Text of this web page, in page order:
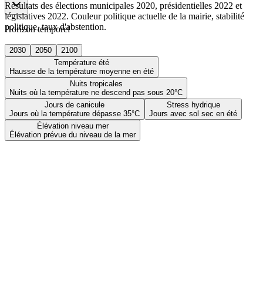
Horizon temporel
2030 2050
2100
Température été
Hausse de la température moyenne en été
Nuits tropicales
Nuits où la température ne descend pas sous 20°C
Jours de canicule
Jours où la température dépasse 35°C
Stress hydrique
Jours avec sol sec en été
Élévation niveau mer
Élévation prévue du niveau de la mer
Résultats des élections municipales 2020, présidentielles 2022 et
législatives 2022. Couleur politique actuelle de la mairie, stabilité
politique, taux d'abstention.